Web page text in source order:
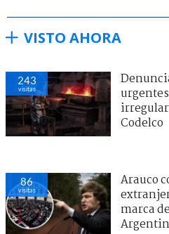
VISTO AHORA
243
visitas
Codelco
86
visitas
Arauco
marca